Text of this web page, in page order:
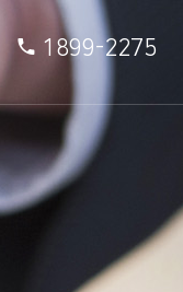
1899-2275